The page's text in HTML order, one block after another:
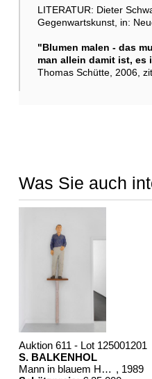
Weitere Abbildung
LITERATUR: Dieter
Gegenwartskunst, in:
"Blumen malen - das
man allein damit ist, es
Thomas Schütte, 2006,
Was Sie auch
Auktion 611 - Lot 125001201
S. BALKENHOL
Mann in blauem Hemd , 1989